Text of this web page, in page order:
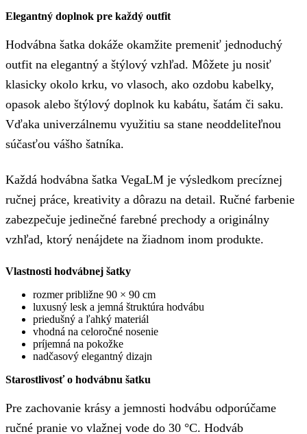
Elegantný doplnok pre každý outfit
Hodvábna šatka dokáže okamžite premeniť jednoduchý
outfit na elegantný a štýlový vzhľad. Môžete ju nosiť
klasicky okolo krku, vo vlasoch, ako ozdobu kabelky,
opasok alebo štýlový doplnok ku kabátu, šatám či saku.
Vďaka univerzálnemu využitiu sa stane neoddeliteľnou
súčasťou vášho šatníka.
Každá hodvábna šatka VegaLM je výsledkom precíznej
ručnej práce, kreativity a dôrazu na detail. Ručné farbenie
zabezpečuje jedinečné farebné prechody a originálny
vzhľad, ktorý nenájdete na žiadnom inom produkte.
Vlastnosti hodvábnej šatky
rozmer približne 90 × 90 cm
luxusný lesk a jemná štruktúra hodvábu
priedušný a ľahký materiál
vhodná na celoročné nosenie
príjemná na pokožke
nadčasový elegantný dizajn
Starostlivosť o hodvábnu šatku
Pre zachovanie krásy a jemnosti hodvábu odporúčame
ručné pranie vo vlažnej vode do 30 °C. Hodváb